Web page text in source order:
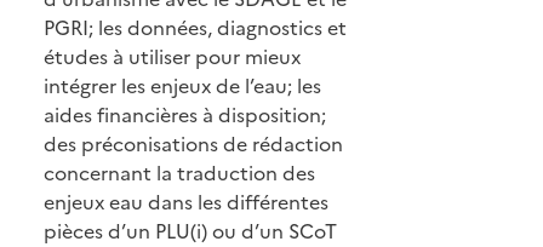
PGRI; les données, diagnostics et
études à utiliser pour mieux
intégrer les enjeux de l’eau; les
aides financières à disposition;
des préconisations de rédaction
concernant la traduction des
enjeux eau dans les différentes
pièces d’un PLU(i) ou d’un SCoT